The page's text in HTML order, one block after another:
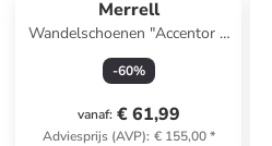
Merrell
Wandelschoenen "Accentor 3
GTX" grijs
-60%
vanaf: € 61,99
Adviesprijs (AVP): € 155,00*